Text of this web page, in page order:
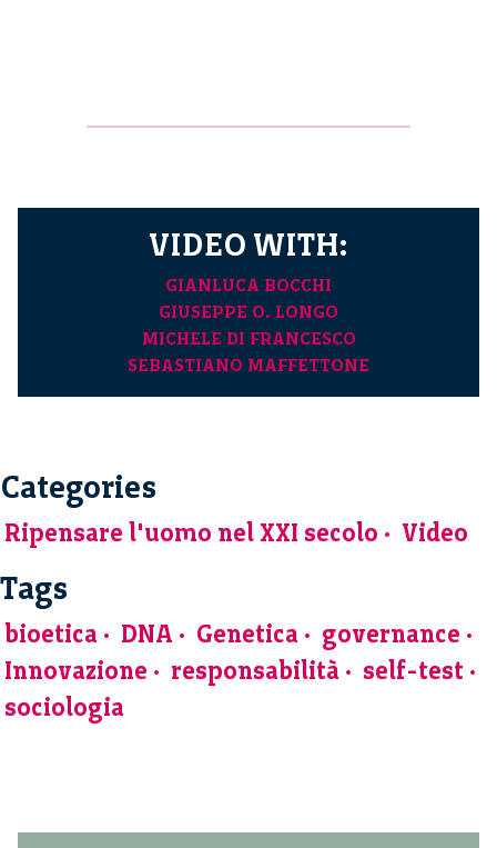
VIDEO WITH:
GIANLUCA BOCCHI
GIUSEPPE O. LONGO
MICHELE DI FRANCESCO
SEBASTIANO MAFFETTONE
Categories
Ripensare l'uomo nel XXI secolo Video
Tags
bioetica DNA Genetica
governance
Innovazione
responsabilità
self-test
sociologia